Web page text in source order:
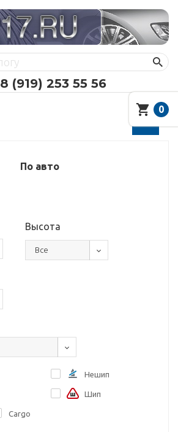
8 (919) 253 55 56
По авто
Высота
Все
Cargo
Нешип
Шип
0